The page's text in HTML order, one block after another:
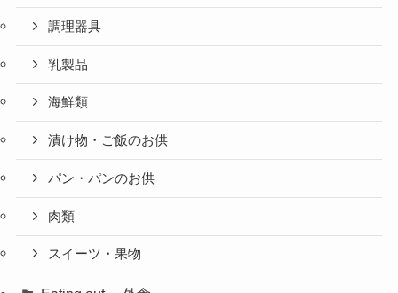
調理器具
乳製品
海鮮類
漬け物・ご飯のお供
パン・パンのお供
肉類
スイーツ・果物